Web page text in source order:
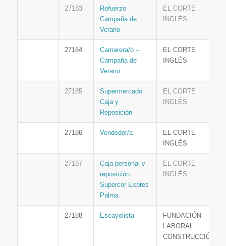
27183
Refuerzo
Campaña de
Verano
EL CORTE
INGLÉS
27184
Camarera/o –
Campaña de
Verano
EL CORTE
INGLÉS
27185
Supermercado
Caja y
Reposición
EL CORTE
INGLÉS
27186 Vendedor/a
EL CORTE
INGLÉS
27187
Caja personal y
reposición
Supercor Expres
Palma
EL CORTE
INGLÉS
27188 Escayolista
FUNDACIÓN
LABORAL
CONSTRUCCIÓN